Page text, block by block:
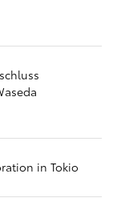
in Tokio